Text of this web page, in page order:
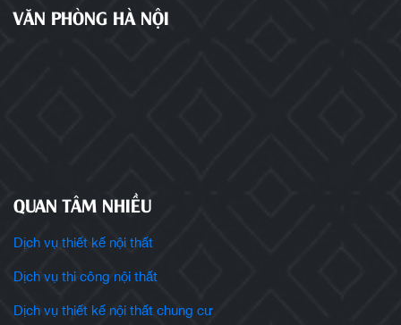
VĂN PHÒNG HÀ NỘI
QUAN TÂM NHIỀU
Dịch vụ thiết kế nội thất
Dịch vụ thi công nội thất
Dịch vụ thiết kế nội thất chung cư